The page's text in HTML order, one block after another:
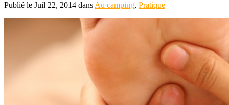
Publié le Juil 22, 2014 dans Au camping, Pratique |